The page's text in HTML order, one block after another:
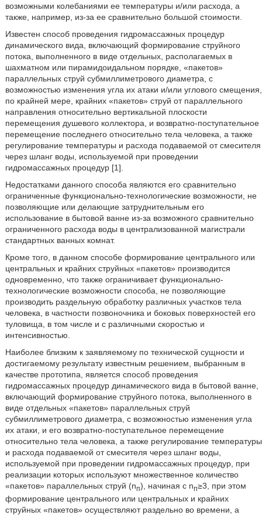
возможными колебаниями ее температуры и/или расхода, а
также, например, из-за ее сравнительно большой стоимости.
Известен способ проведения гидромассажных процедур
динамического вида, включающий формирование струйного
потока, выполненного в виде отдельных, располагаемых в
шахматном или пирамидоидальном порядке, «пакетов»
параллельных струй субмиллиметрового диаметра, с
возможностью изменения угла их атаки и/или углового смещения,
по крайней мере, крайних «пакетов» струй от параллельного
направления относительно вертикальной плоскости
перемещения душевого коллектора, и возвратно-поступательное
перемещение последнего относительно тела человека, а также
регулирование температуры и расхода подаваемой от смесителя
через шланг воды, используемой при проведении
гидромассажных процедур [1].
Недостатками данного способа являются его сравнительно
ограниченные функционально-технологические возможности, не
позволяющие или делающие затруднительным его
использование в бытовой ванне из-за возможного сравнительно
ограниченного расхода воды в централизованной магистрали
стандартных ванных комнат.
Кроме того, в данном способе формирование центрального или
центральных и крайних струйных «пакетов» производится
одновременно, что также ограничивает функционально-
технологические возможности способа, не позволяющие
производить раздельную обработку различных участков тела
человека, в частности позвоночника и боковых поверхностей его
туловища, в том числе и с различными скоростью и
интенсивностью.
Наиболее близким к заявляемому по технической сущности и
достигаемому результату известным решением, выбранным в
качестве прототипа, является способ проведения
гидромассажных процедур динамического вида в бытовой ванне,
включающий формирование струйного потока, выполненного в
виде отдельных «пакетов» параллельных струй
субмиллиметрового диаметра, с возможностью изменения угла
их атаки, и его возвратно-поступательное перемещение
относительно тела человека, а также регулирование температуры
и расхода подаваемой от смесителя через шланг воды,
используемой при проведении гидромассажных процедур, при
реализации которых используют множественное количество
«пакетов» параллельных струй (nп), начиная с nп≥3, при этом
формирование центрального или центральных и крайних
струйных «пакетов» осуществляют раздельно во времени, а